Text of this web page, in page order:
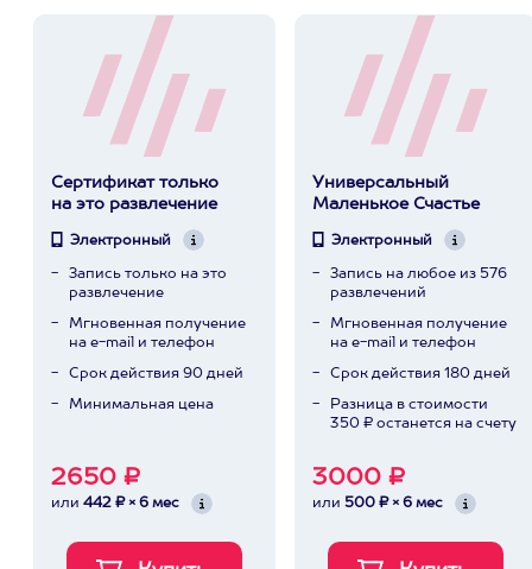
Сертификат только
на это развлечение
Электронный
Запись только на это
развлечение
Мгновенная получение
на e-mail и телефон
Срок действия 90 дней
Минимальная цена
2650 ₽
или 442 ₽ × 6 мес
Универсальный
Маленькое Счастье
Электронный
Запись на любое из 576
развлечений
Мгновенная получение
на e-mail и телефон
Срок действия 180 дней
Разница в стоимости
350 ₽ останется на счету
3000 ₽
или 500 ₽ × 6 мес